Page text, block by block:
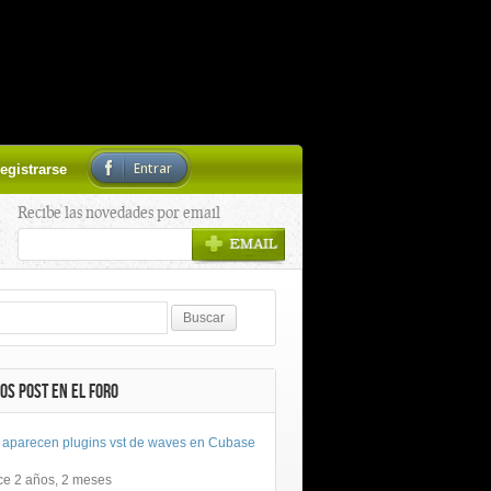
Entrar
Recibe las novedades por email
POST EN EL FORO
aparecen plugins vst de waves en Cubase
2 años, 2 meses